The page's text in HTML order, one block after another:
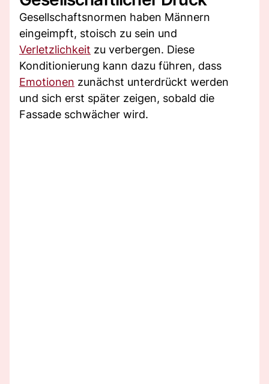
Gesellschaftsnormen haben Männern
eingeimpft, stoisch zu sein und
Verletzlichkeit zu verbergen. Diese
Konditionierung kann dazu führen, dass
Emotionen zunächst unterdrückt werden
und sich erst später zeigen, sobald die
Fassade schwächer wird.